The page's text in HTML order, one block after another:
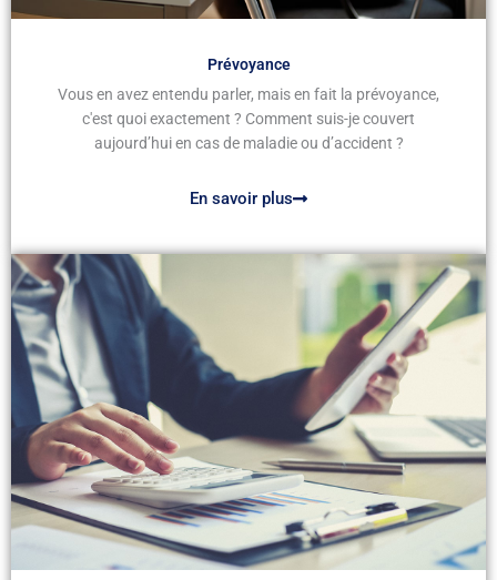
Prévoyance
Vous en avez entendu parler, mais en fait la prévoyance,
c'est quoi exactement ? Comment suis-je couvert
aujourd’hui en cas de maladie ou d’accident ?
En savoir plus